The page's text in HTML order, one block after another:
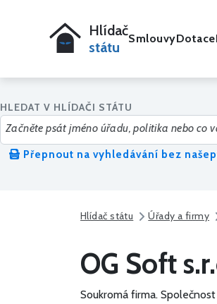
Hlídač
státu
SmlouvyDotace
HLEDAT V HLÍDAČI STÁTU
Přepnout na vyhledávání bez
Hlídač státu Úřady a firmy
OG Soft
Soukromá firma.